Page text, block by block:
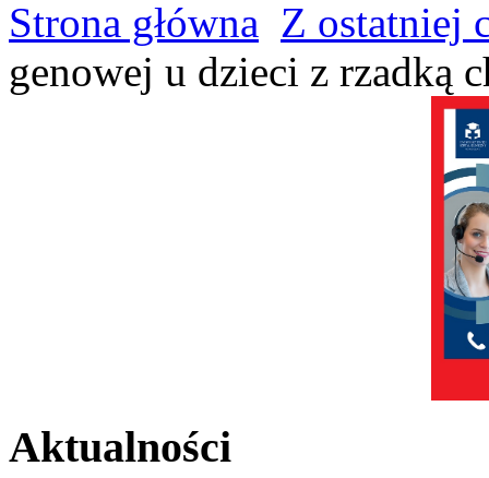
Strona główna Z ostatniej
genowej u dzieci z rzadką
Aktualności